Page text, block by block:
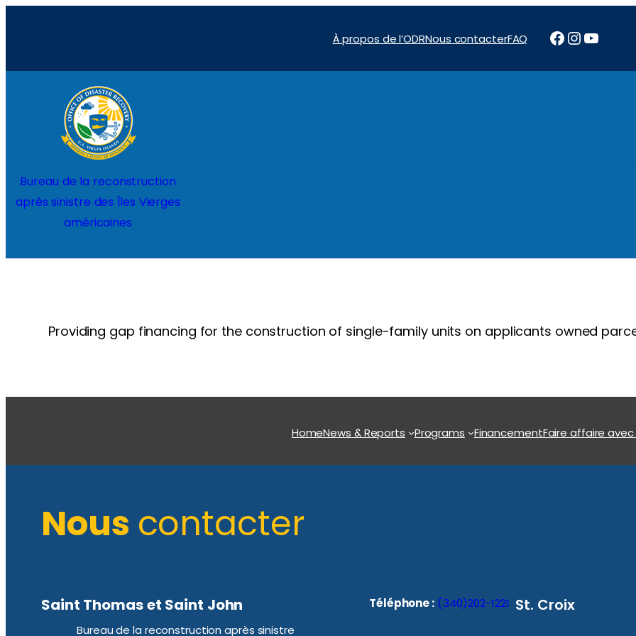
contenu
À propos de l’ODRNous contacterFAQ Facebook
Bureau de la reconstruction
après sinistre des Îles Vierges
américaines
Providing gap financing for the construction of single-family units on applicants owned
HomeNews & Reports Programs FinancementFaire affaire avec
Nous contacter
Saint Thomas et Saint John
Bureau de la reconstruction après sinistre
Téléphone : (340)202-1221 St. Croix